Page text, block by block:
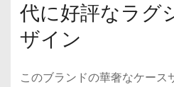
代に好評なラグ
ザイン
このブランドの華奢なケース